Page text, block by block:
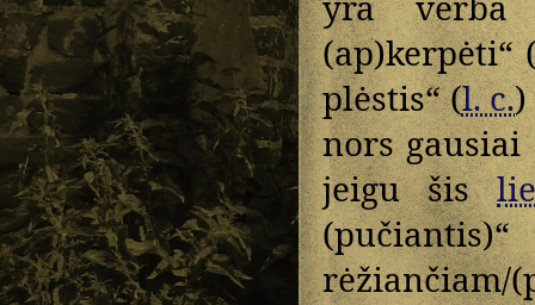
(ap)kerpėti“
plėstis“ (l. c.
nors
jeigu šis